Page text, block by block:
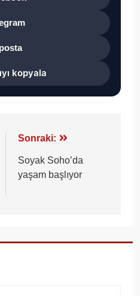
kopyala
Sonraki:
Soyak Soho’da
yaşam başlıyor